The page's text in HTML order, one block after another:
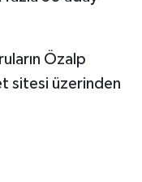
Özalp
sitesi üzerinden